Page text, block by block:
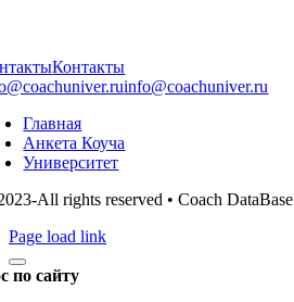
Контакты
info@coachuniver.ru
Главная
Анкета Коуча
Университет
All rights reserved • Coach DataBase
Page load link
по сайту